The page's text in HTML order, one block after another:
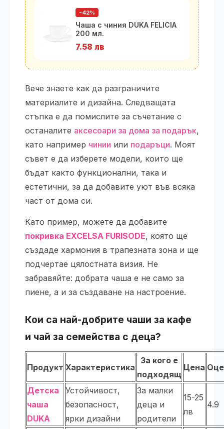
-42%
Чаша с чиния DUKA FELICIA
200 мл.
7.58 лв
Вече знаете как да разграничите
материалите и дизайна. Следващата
стъпка е да помислите за съчетание с
останалите аксесоари за дома за подарък,
като например чинии или подаръци. Моят
съвет е да изберете модели, които ще
бъдат както функционални, така и
естетични, за да добавите уют във всяка
част от дома си.
Като пример, можете да добавите
покривка EXCELSA FURISODE, която ще
създаде хармония в трапезната зона и ще
подчертае цялостната визия. Не
забравяйте: добрата чаша е не само за
пиене, а и за създаване на настроение.
Кои са най-добрите чаши за кафе
и чай за семейства с деца?
Продукт Характеристика
За кого е
подходящ
Цена
Детска
чаша
DUKA
Устойчивост,
безопасност,
ярки дизайни
За малки
деца и
родители
15-25
лв
4.9